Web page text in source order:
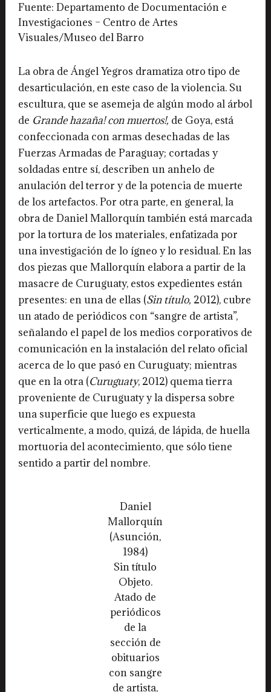
Fuente: Departamento de Documentación e
Investigaciones – Centro de Artes
Visuales/Museo del Barro
La obra de Ángel Yegros dramatiza otro tipo de
desarticulación, en este caso de la violencia. Su
escultura, que se asemeja de algún modo al árbol
de Grande hazaña! con muertos!, de Goya, está
confeccionada con armas desechadas de las
Fuerzas Armadas de Paraguay; cortadas y
soldadas entre sí, describen un anhelo de
anulación del terror y de la potencia de muerte
de los artefactos. Por otra parte, en general, la
obra de Daniel Mallorquín también está marcada
por la tortura de los materiales, enfatizada por
una investigación de lo ígneo y lo residual. En las
dos piezas que Mallorquín elabora a partir de la
masacre de Curuguaty, estos expedientes están
presentes: en una de ellas (Sin título, 2012), cubre
un atado de periódicos con “sangre de artista”,
señalando el papel de los medios corporativos de
comunicación en la instalación del relato oficial
acerca de lo que pasó en Curuguaty; mientras
que en la otra (Curuguaty, 2012) quema tierra
proveniente de Curuguaty y la dispersa sobre
una superficie que luego es expuesta
verticalmente, a modo, quizá, de lápida, de huella
mortuoria del acontecimiento, que sólo tiene
sentido a partir del nombre.
Daniel
Mallorquín
(Asunción,
1984)
Sin título
Objeto.
Atado de
periódicos
de la
sección de
obituarios
con sangre
de artista,